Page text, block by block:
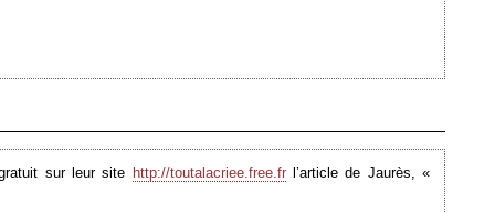
sur leur site http://toutalacriee.free.frl’article de Jaurès, «